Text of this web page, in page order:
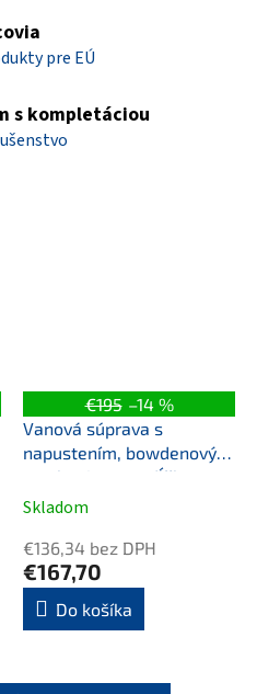
pre EÚ
s kompletáciou
€195 –14 %
Vanová súprava s
napustením, bowdenovým
mechanizmom, dĺžka
600mm, zátka 72mm,
Skladom
€136,34 bez DPH
€167,70
Do košíka